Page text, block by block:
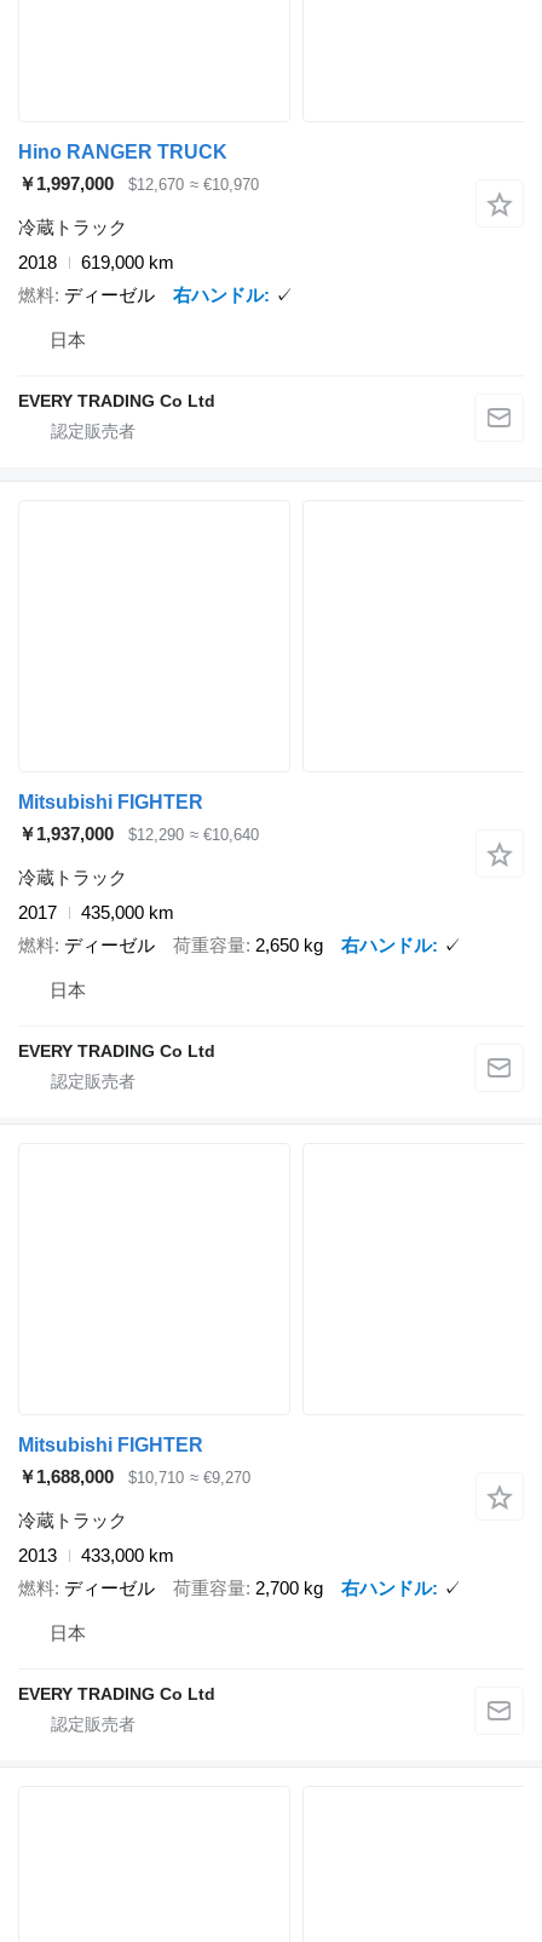
Hino RANGER TRUCK
￥1,997,000
$12,670 ≈ €10,970
冷蔵トラック
2018
619,000 km
燃料 ディーゼル 右ハンドル ✓
日本
EVERY TRADING Co Ltd
Mitsubishi FIGHTER
￥1,937,000
$12,290 ≈ €10,640
冷蔵トラック
2017
435,000 km
燃料 ディーゼル 荷重容量 2,650 kg 右ハンドル ✓
日本
EVERY TRADING Co Ltd
Mitsubishi FIGHTER
￥1,688,000
$10,710 ≈ €9,270
冷蔵トラック
2013
433,000 km
燃料 ディーゼル 荷重容量 2,700 kg 右ハンドル ✓
日本
EVERY TRADING Co Ltd